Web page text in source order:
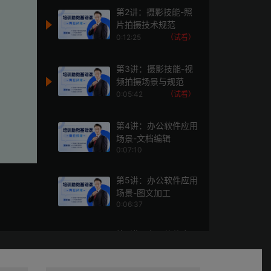
第2讲：摄影技能-照
片拍摄技术规范
0:12:25 （试看）
第3讲：摄影技能-视
频拍摄场景与规范
0:05:42 （试看）
第4讲：办公软件应用
场景-文档编辑
0:07:10
第5讲：办公软件应用
场景-图文加工
0:06:37
第6讲：办公软件应用
场景-微信群管理